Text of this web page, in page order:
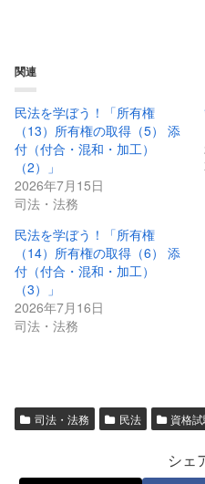
関連
民法を学ぼう！「所有権
（13）所有権の取得（5） 添
付（付合・混和・加工）
（2）」
2026年7月15日
司法・法務
民法を学ぼう！「所有権
（14）所有権の取得（6） 添
付（付合・混和・加工）
（3）」
2026年7月16日
司法・法務
司法・法務 民法 資格
シェ